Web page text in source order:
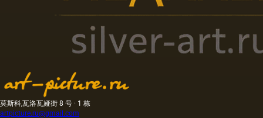
莫斯科,瓦洛瓦娅街 8 号 · 1 栋
artpicture.ru@gmail.com